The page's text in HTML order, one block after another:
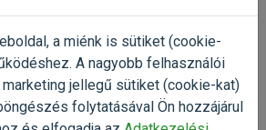
Kosárba
a miénk is sütiket (cookie-
A nagyobb felhasználói
jellegű sütiket (cookie-kat)
folytatásával Ön hozzájárul